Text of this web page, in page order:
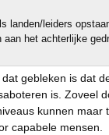
landen/leiders
aan het achterlijke
gebleken is dat
is. Zoveel
kunnen maar
capabele mensen.